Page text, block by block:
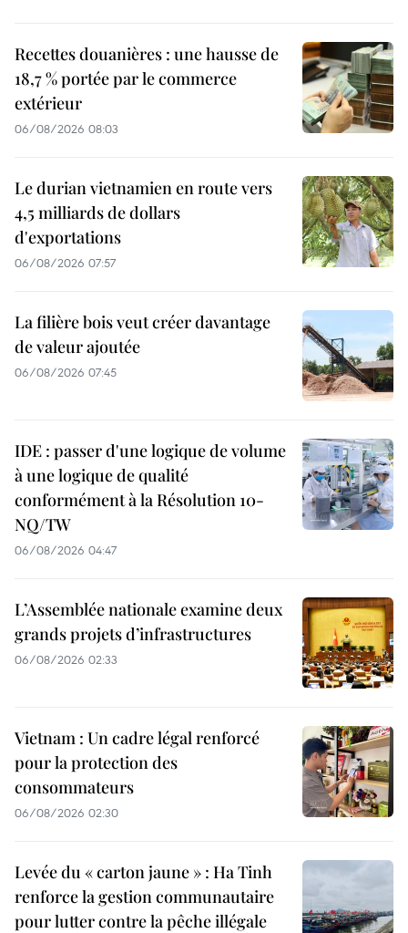
Recettes douanières : une hausse de
18,7 % portée par le commerce
extérieur
06/08/2026 08:03
Le durian vietnamien en route vers
4,5 milliards de dollars
d'exportations
06/08/2026 07:57
La filière bois veut créer davantage
de valeur ajoutée
06/08/2026 07:45
IDE : passer d'une logique de volume
à une logique de qualité
conformément à la Résolution 10-
NQ/TW
06/08/2026 04:47
L’Assemblée nationale examine deux
grands projets d’infrastructures
06/08/2026 02:33
Vietnam : Un cadre légal renforcé
pour la protection des
consommateurs
06/08/2026 02:30
Levée du « carton jaune » : Ha Tinh
renforce la gestion communautaire
pour lutter contre la pêche illégale